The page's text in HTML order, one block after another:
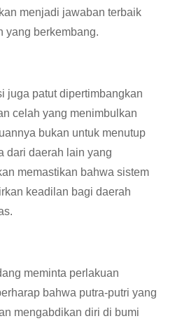
menjadi jawaban terbaik
yang berkembang.
juga patut dipertimbangkan
celah yang menimbulkan
bukan untuk menutup
dari daerah lain yang
memastikan bahwa sistem
keadilan bagi daerah
meminta perlakuan
bahwa putra-putri yang
mengabdikan diri di bumi